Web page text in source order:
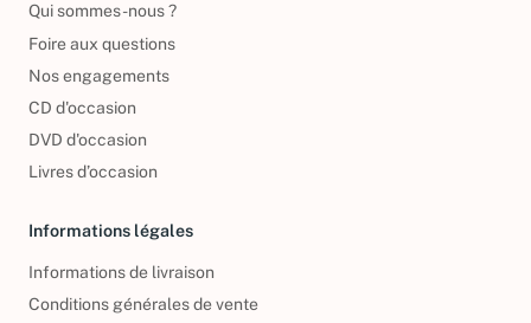
Qui sommes-nous ?
Foire aux questions
Nos engagements
CD d'occasion
DVD d'occasion
Livres d’occasion
Informations légales
Informations de livraison
Conditions générales de vente